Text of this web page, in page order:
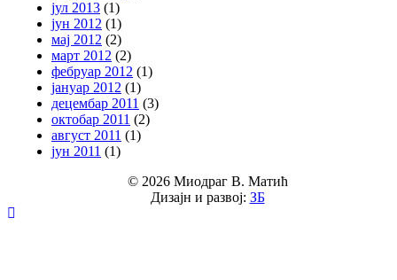
јул 2013 (1)
јун 2012 (1)
мај 2012 (2)
март 2012 (2)
фебруар 2012 (1)
јануар 2012 (1)
децембар 2011 (3)
октобар 2011 (2)
август 2011 (1)
јун 2011 (1)
© 2026 Миодраг В. Матић
Дизајн и развој: ЗБ